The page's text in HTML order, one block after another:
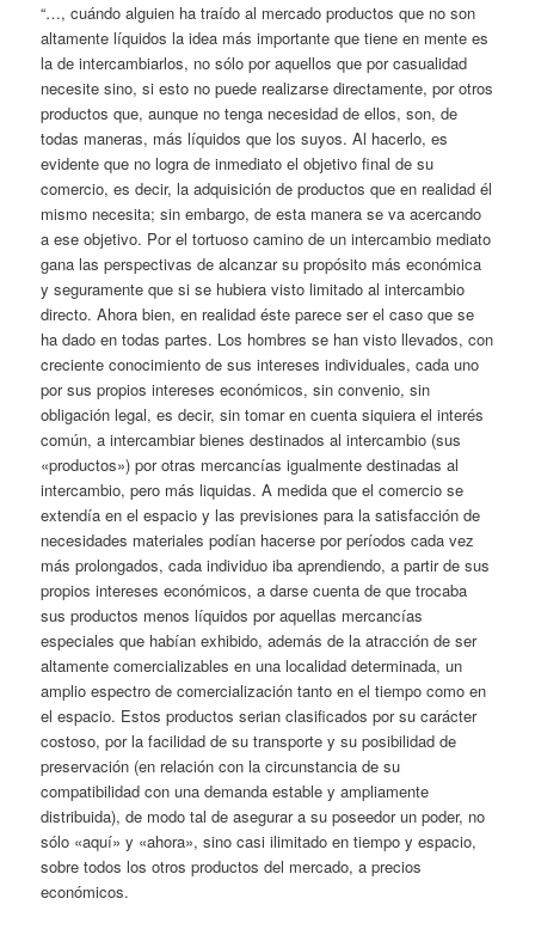
“…, cuándo alguien ha traído al mercado productos que no son
altamente líquidos la idea más importante que tiene en mente es
la de intercambiarlos, no sólo por aquellos que por casualidad
necesite sino, si esto no puede realizarse directamente, por otros
productos que, aunque no tenga necesidad de ellos, son, de
todas maneras, más líquidos que los suyos. Al hacerlo, es
evidente que no logra de inmediato el objetivo final de su
comercio, es decir, la adquisición de productos que en realidad él
mismo necesita; sin embargo, de esta manera se va acercando
a ese objetivo. Por el tortuoso camino de un intercambio mediato
gana las perspectivas de alcanzar su propósito más económica
y seguramente que si se hubiera visto limitado al intercambio
directo. Ahora bien, en realidad éste parece ser el caso que se
ha dado en todas partes. Los hombres se han visto llevados, con
creciente conocimiento de sus intereses individuales, cada uno
por sus propios intereses económicos, sin convenio, sin
obligación legal, es decir, sin tomar en cuenta siquiera el interés
común, a intercambiar bienes destinados al intercambio (sus
«productos») por otras mercancías igualmente destinadas al
intercambio, pero más liquidas. A medida que el comercio se
extendía en el espacio y las previsiones para la satisfacción de
necesidades materiales podían hacerse por períodos cada vez
más prolongados, cada individuo iba aprendiendo, a partir de sus
propios intereses económicos, a darse cuenta de que trocaba
sus productos menos líquidos por aquellas mercancías
especiales que habían exhibido, además de la atracción de ser
altamente comercializables en una localidad determinada, un
amplio espectro de comercialización tanto en el tiempo como en
el espacio. Estos productos serian clasificados por su carácter
costoso, por la facilidad de su transporte y su posibilidad de
preservación (en relación con la circunstancia de su
compatibilidad con una demanda estable y ampliamente
distribuida), de modo tal de asegurar a su poseedor un poder, no
sólo «aquí» y «ahora», sino casi ilimitado en tiempo y espacio,
sobre todos los otros productos del mercado, a precios
económicos.